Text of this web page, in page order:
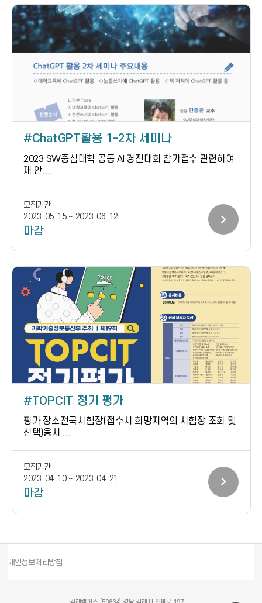
ChatGPT활용 1-2차 세미나
2023 SW중심대학 공동 AI 경진대회 참가접수 관련하여
재 안...
모집기간
2023-05-15 ~ 2023-06-12
마감
chevron_right
TOPCIT 정기 평가
평가 장소전국시험장(접수시 희망지역의 시험장 조회 및
선택)응시 ...
모집기간
2023-04-10 ~ 2023-04-21
마감
chevron_right
개인정보처리방침